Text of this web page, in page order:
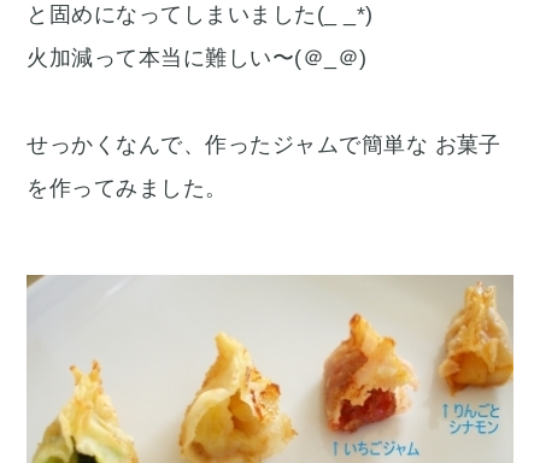
と固めになってしまいました(_ _*)
火加減って本当に難しい〜(＠_＠)
せっかくなんで、作ったジャムで簡単な お菓子
を作ってみました。